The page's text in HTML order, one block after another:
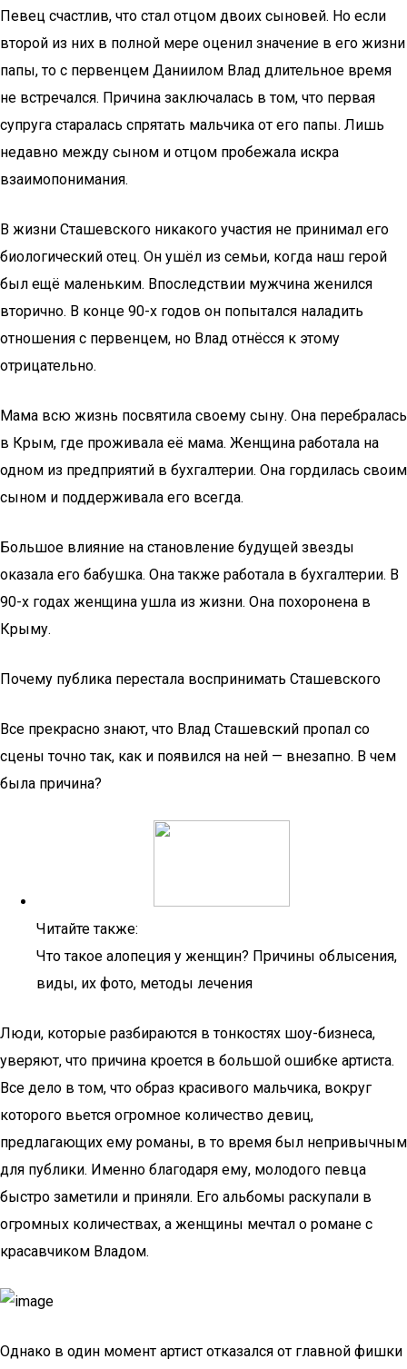
Певец счастлив, что стал отцом двоих сыновей. Но если
второй из них в полной мере оценил значение в его жизни
папы, то с первенцем Даниилом Влад длительное время
не встречался. Причина заключалась в том, что первая
супруга старалась спрятать мальчика от его папы. Лишь
недавно между сыном и отцом пробежала искра
взаимопонимания.
В жизни Сташевского никакого участия не принимал его
биологический отец. Он ушёл из семьи, когда наш герой
был ещё маленьким. Впоследствии мужчина женился
вторично. В конце 90-х годов он попытался наладить
отношения с первенцем, но Влад отнёсся к этому
отрицательно.
Мама всю жизнь посвятила своему сыну. Она перебралась
в Крым, где проживала её мама. Женщина работала на
одном из предприятий в бухгалтерии. Она гордилась своим
сыном и поддерживала его всегда.
Большое влияние на становление будущей звезды
оказала его бабушка. Она также работала в бухгалтерии. В
90-х годах женщина ушла из жизни. Она похоронена в
Крыму.
Почему публика перестала воспринимать Сташевского
Все прекрасно знают, что Влад Сташевский пропал со
сцены точно так, как и появился на ней — внезапно. В чем
была причина?
Читайте также:
Что такое алопеция у женщин? Причины облысения,
виды, их фото, методы лечения
Люди, которые разбираются в тонкостях шоу-бизнеса,
уверяют, что причина кроется в большой ошибке артиста.
Все дело в том, что образ красивого мальчика, вокруг
которого вьется огромное количество девиц,
предлагающих ему романы, в то время был непривычным
для публики. Именно благодаря ему, молодого певца
быстро заметили и приняли. Его альбомы раскупали в
огромных количествах, а женщины мечтал о романе с
красавчиком Владом.
Однако в один момент артист отказался от главной фишки